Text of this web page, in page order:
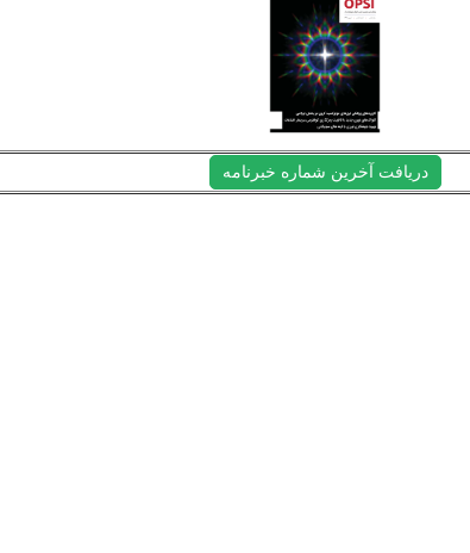
دریافت آخرین شماره خبرنامه